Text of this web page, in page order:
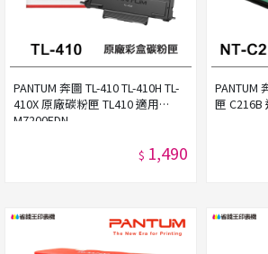
PANTUM 奔圖 TL-410 TL-410H TL-
410X 原廠碳粉匣 TL410 適用
M7200FDN
$ 1,490
PANTUM
匣 C216B